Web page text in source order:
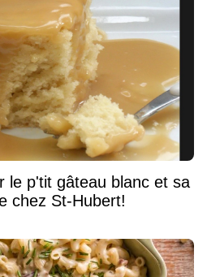
le p'tit gâteau blanc et sa
chez St-Hubert!